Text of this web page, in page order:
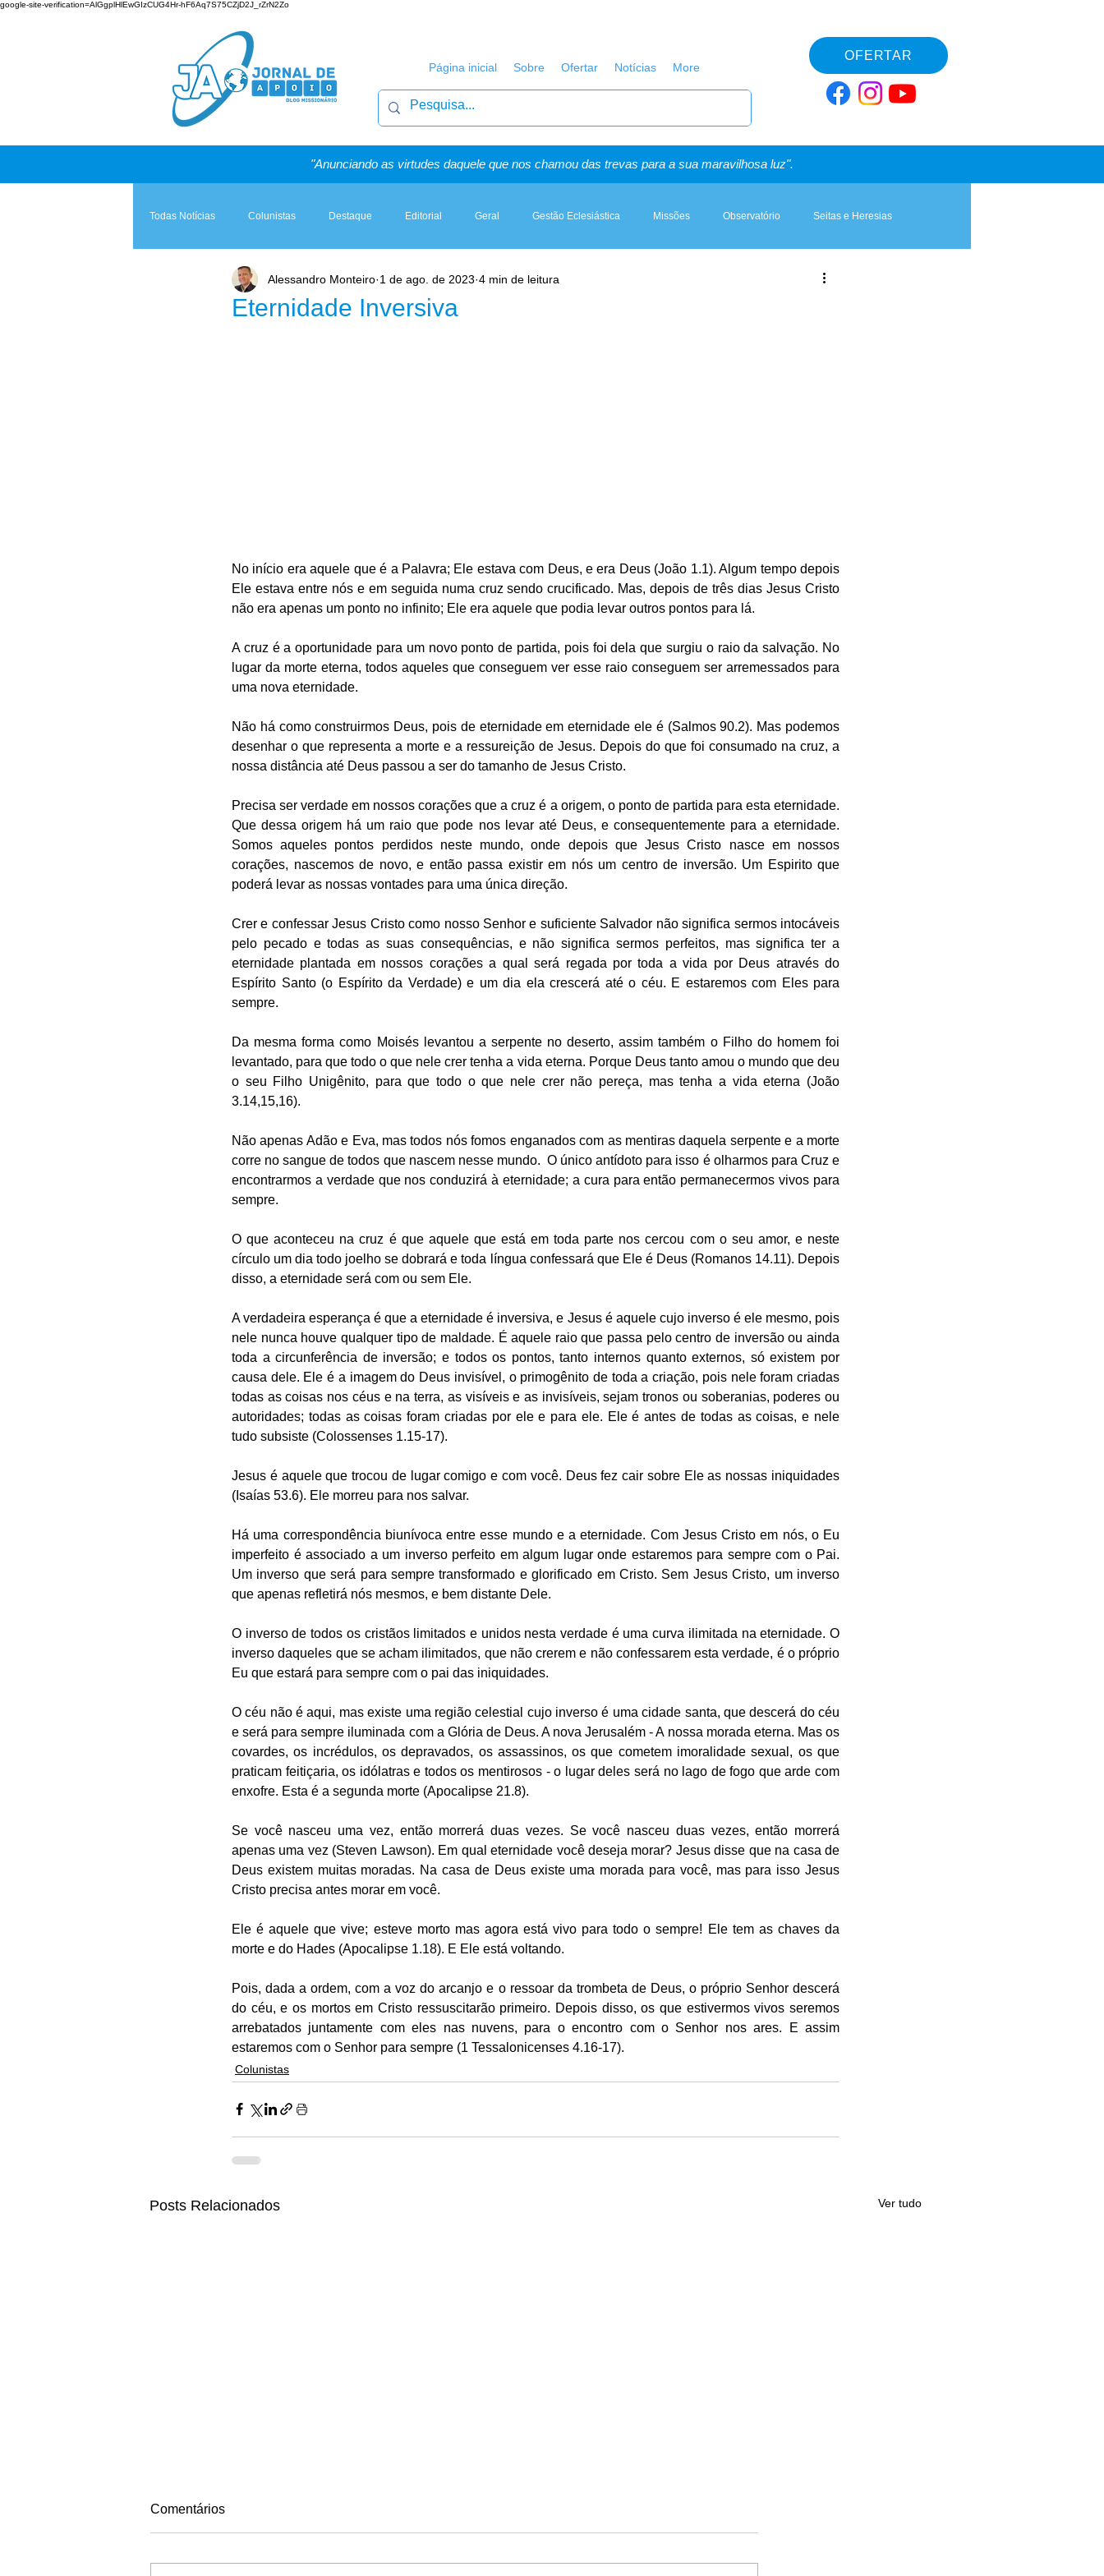
google-site-verification=AlGgplHlEwGIzCUG4Hr-hF6Aq7S75CZjD2J_rZrN2Zo
Página inicial Sobre Ofertar Notícias More
OFERTAR
"Anunciando as virtudes daquele que nos chamou das trevas para a sua maravilhosa luz".
Todas Notícias Colunistas Destaque Editorial Geral Gestão Eclesiástica Missões Observatório Seitas e Heresias
Teologia & Prática A Igreja e a Lei Artigos, Sermões & Esboços
Eternidade Inversiva
Alessandro Monteiro 1 de ago. de 2023 4 min de leitura
No início era aquele que é a Palavra; Ele estava com Deus, e era Deus (João 1.1). Algum tempo depois
Ele estava entre nós e em seguida numa cruz sendo crucificado. Mas, depois de três dias Jesus Cristo
não era apenas um ponto no infinito; Ele era aquele que podia levar outros pontos para lá.
A cruz é a oportunidade para um novo ponto de partida, pois foi dela que surgiu o raio da salvação. No
lugar da morte eterna, todos aqueles que conseguem ver esse raio conseguem ser arremessados para
uma nova eternidade.
Não há como construirmos Deus, pois de eternidade em eternidade ele é (Salmos 90.2). Mas podemos
desenhar o que representa a morte e a ressureição de Jesus. Depois do que foi consumado na cruz, a
nossa distância até Deus passou a ser do tamanho de Jesus Cristo.
Precisa ser verdade em nossos corações que a cruz é a origem, o ponto de partida para esta eternidade.
Que dessa origem há um raio que pode nos levar até Deus, e consequentemente para a eternidade.
Somos aqueles pontos perdidos neste mundo, onde depois que Jesus Cristo nasce em nossos
corações, nascemos de novo, e então passa existir em nós um centro de inversão. Um Espirito que
poderá levar as nossas vontades para uma única direção.
Crer e confessar Jesus Cristo como nosso Senhor e suficiente Salvador não significa sermos intocáveis
pelo pecado e todas as suas consequências, e não significa sermos perfeitos, mas significa ter a
eternidade plantada em nossos corações a qual será regada por toda a vida por Deus através do
Espírito Santo (o Espírito da Verdade) e um dia ela crescerá até o céu. E estaremos com Eles para
sempre.
Da mesma forma como Moisés levantou a serpente no deserto, assim também o Filho do homem foi
levantado, para que todo o que nele crer tenha a vida eterna. Porque Deus tanto amou o mundo que deu
o seu Filho Unigênito, para que todo o que nele crer não pereça, mas tenha a vida eterna (João
3.14,15,16).
Não apenas Adão e Eva, mas todos nós fomos enganados com as mentiras daquela serpente e a morte
corre no sangue de todos que nascem nesse mundo.  O único antídoto para isso é olharmos para Cruz e
encontrarmos a verdade que nos conduzirá à eternidade; a cura para então permanecermos vivos para
sempre.
O que aconteceu na cruz é que aquele que está em toda parte nos cercou com o seu amor, e neste
círculo um dia todo joelho se dobrará e toda língua confessará que Ele é Deus (Romanos 14.11). Depois
disso, a eternidade será com ou sem Ele.
A verdadeira esperança é que a eternidade é inversiva, e Jesus é aquele cujo inverso é ele mesmo, pois
nele nunca houve qualquer tipo de maldade. É aquele raio que passa pelo centro de inversão ou ainda
toda a circunferência de inversão; e todos os pontos, tanto internos quanto externos, só existem por
causa dele. Ele é a imagem do Deus invisível, o primogênito de toda a criação, pois nele foram criadas
todas as coisas nos céus e na terra, as visíveis e as invisíveis, sejam tronos ou soberanias, poderes ou
autoridades; todas as coisas foram criadas por ele e para ele. Ele é antes de todas as coisas, e nele
tudo subsiste (Colossenses 1.15-17).
Jesus é aquele que trocou de lugar comigo e com você. Deus fez cair sobre Ele as nossas iniquidades
(Isaías 53.6). Ele morreu para nos salvar.
Há uma correspondência biunívoca entre esse mundo e a eternidade. Com Jesus Cristo em nós, o Eu
imperfeito é associado a um inverso perfeito em algum lugar onde estaremos para sempre com o Pai.
Um inverso que será para sempre transformado e glorificado em Cristo. Sem Jesus Cristo, um inverso
que apenas refletirá nós mesmos, e bem distante Dele.
O inverso de todos os cristãos limitados e unidos nesta verdade é uma curva ilimitada na eternidade. O
inverso daqueles que se acham ilimitados, que não crerem e não confessarem esta verdade, é o próprio
Eu que estará para sempre com o pai das iniquidades.
O céu não é aqui, mas existe uma região celestial cujo inverso é uma cidade santa, que descerá do céu
e será para sempre iluminada com a Glória de Deus. A nova Jerusalém - A nossa morada eterna. Mas os
covardes, os incrédulos, os depravados, os assassinos, os que cometem imoralidade sexual, os que
praticam feitiçaria, os idólatras e todos os mentirosos - o lugar deles será no lago de fogo que arde com
enxofre. Esta é a segunda morte (Apocalipse 21.8).
Se você nasceu uma vez, então morrerá duas vezes. Se você nasceu duas vezes, então morrerá
apenas uma vez (Steven Lawson). Em qual eternidade você deseja morar? Jesus disse que na casa de
Deus existem muitas moradas. Na casa de Deus existe uma morada para você, mas para isso Jesus
Cristo precisa antes morar em você.
Ele é aquele que vive; esteve morto mas agora está vivo para todo o sempre! Ele tem as chaves da
morte e do Hades (Apocalipse 1.18). E Ele está voltando.
Pois, dada a ordem, com a voz do arcanjo e o ressoar da trombeta de Deus, o próprio Senhor descerá
do céu, e os mortos em Cristo ressuscitarão primeiro. Depois disso, os que estivermos vivos seremos
arrebatados juntamente com eles nas nuvens, para o encontro com o Senhor nos ares. E assim
estaremos com o Senhor para sempre (1 Tessalonicenses 4.16-17).
Colunistas
Posts Relacionados Ver tudo
Comentários